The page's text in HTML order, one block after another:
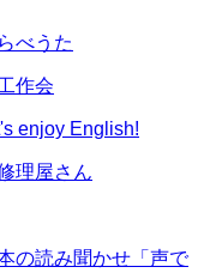
べうた
作会
enjoy English!
理屋さん
の読み聞かせ「声で